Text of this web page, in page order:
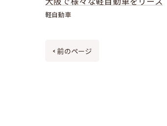
軽自動車
< 前のページ